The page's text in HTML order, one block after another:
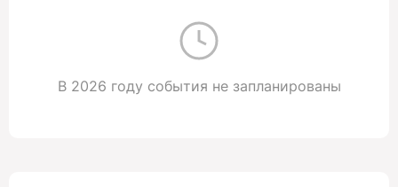
В 2026 году события не запланированы